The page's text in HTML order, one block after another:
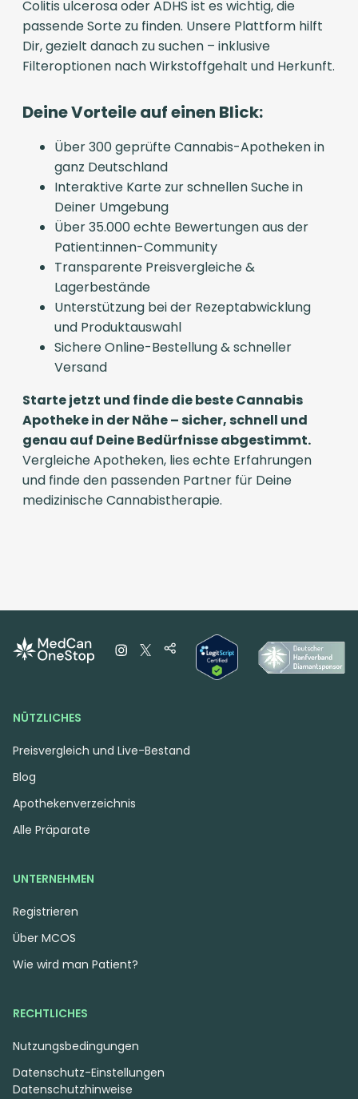
Colitis ulcerosa oder ADHS ist es wichtig, die
passende Sorte zu finden. Unsere Plattform hilft
Dir, gezielt danach zu suchen – inklusive
Filteroptionen nach Wirkstoffgehalt und Herkunft.
Deine Vorteile auf einen Blick:
Über 300 geprüfte Cannabis-Apotheken in
ganz Deutschland
Interaktive Karte zur schnellen Suche in
Deiner Umgebung
Über 35.000 echte Bewertungen aus der
Patient:innen-Community
Transparente Preisvergleiche &
Lagerbestände
Unterstützung bei der Rezeptabwicklung
und Produktauswahl
Sichere Online-Bestellung & schneller
Versand
Starte jetzt und finde die beste Cannabis
Apotheke in der Nähe – sicher, schnell und
genau auf Deine Bedürfnisse abgestimmt.
Vergleiche Apotheken, lies echte Erfahrungen
und finde den passenden Partner für Deine
medizinische Cannabistherapie.
NÜTZLICHES
Preisvergleich und Live-Bestand
Blog
Apothekenverzeichnis
Alle Präparate
UNTERNEHMEN
Registrieren
Über MCOS
Wie wird man Patient?
RECHTLICHES
Nutzungsbedingungen
Datenschutzhinweise
Datenschutz-Einstellungen